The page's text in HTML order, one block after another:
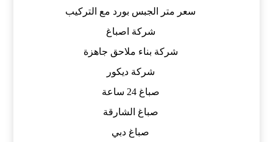
سعر متر الجبس بورد مع التركيب
شركة اصباغ
شركة بناء ملاحق جاهزة
شركة ديكور
صباغ 24 ساعة
صباغ الشارقة
صباغ دبي